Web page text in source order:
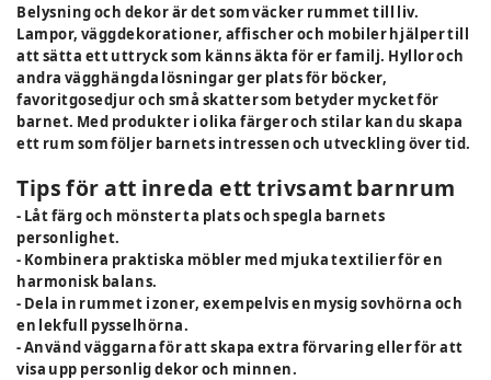
Belysning och dekor är det som väcker rummet till liv.
Lampor, väggdekorationer, affischer och mobiler hjälper till
att sätta ett uttryck som känns äkta för er familj. Hyllor och
andra vägghängda lösningar ger plats för böcker,
favoritgosedjur och små skatter som betyder mycket för
barnet. Med produkter i olika färger och stilar kan du skapa
ett rum som följer barnets intressen och utveckling över tid.
Tips för att inreda ett trivsamt barnrum
- Låt färg och mönster ta plats och spegla barnets
personlighet.
- Kombinera praktiska möbler med mjuka textilier för en
harmonisk balans.
- Dela in rummet i zoner, exempelvis en mysig sovhörna och
en lekfull pysselhörna.
- Använd väggarna för att skapa extra förvaring eller för att
visa upp personlig dekor och minnen.